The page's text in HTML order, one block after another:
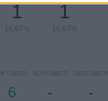
1
16,67%
1
16,67%
6
NOVEMBER
-
DECEMBER
-